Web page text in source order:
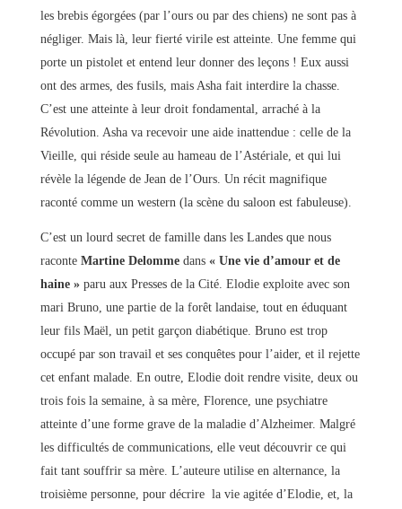
les brebis égorgées (par l’ours ou par des chiens) ne sont pas à
négliger. Mais là, leur fierté virile est atteinte. Une femme qui
porte un pistolet et entend leur donner des leçons ! Eux aussi
ont des armes, des fusils, mais Asha fait interdire la chasse.
C’est une atteinte à leur droit fondamental, arraché à la
Révolution. Asha va recevoir une aide inattendue : celle de la
Vieille, qui réside seule au hameau de l’Astériale, et qui lui
révèle la légende de Jean de l’Ours. Un récit magnifique
raconté comme un western (la scène du saloon est fabuleuse).
C’est un lourd secret de famille dans les Landes que nous
raconte Martine Delommedans « Une vie d’amour et de
haine »paru aux Presses de la Cité. Elodie exploite avec son
mari Bruno, une partie de la forêt landaise, tout en éduquant
leur fils Maël, un petit garçon diabétique. Bruno est trop
occupé par son travail et ses conquêtes pour l’aider, et il rejette
cet enfant malade. En outre, Elodie doit rendre visite, deux ou
trois fois la semaine, à sa mère, Florence, une psychiatre
atteinte d’une forme grave de la maladie d’Alzheimer. Malgré
les difficultés de communications, elle veut découvrir ce qui
fait tant souffrir sa mère. L’auteure utilise en alternance, la
troisième personne, pour décrire la vie agitée d’Elodie, et, la